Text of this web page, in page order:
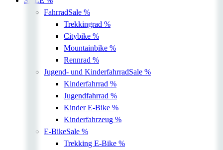
FahrradSale %
Trekkingrad %
Citybike %
Mountainbike %
Rennrad %
Jugend- und KinderfahrradSale %
Kinderfahrrad %
Jugendfahrrad %
Kinder E-Bike %
Kinderfahrzeug %
E-BikeSale %
Trekking E-Bike %